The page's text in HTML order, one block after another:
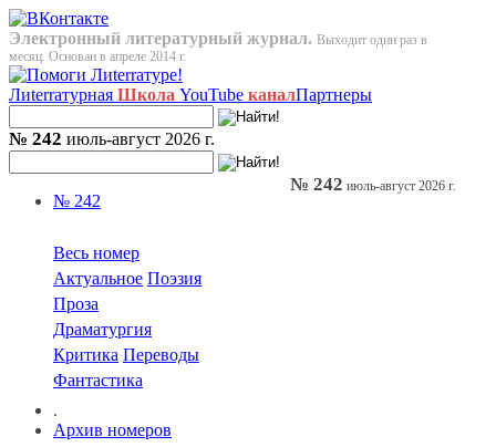
Электронный литературный журнал. Выходит один раз в
месяц. Основан в апреле 2014 г.
Лиterraтурная Школа YouTube каналПартнеры
№ 242 июль-август 2026 г.
№ 242
Весь номер
Актуальное Поэзия
Проза
Драматургия
Критика Переводы
Фантастика
.
Архив номеров
№ 242 июль-август 2026 г.